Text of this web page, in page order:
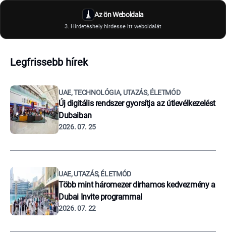
Az ön Weboldala
3. Hirdetéshely hirdesse itt weboldalát
Legfrissebb hírek
UAE, TECHNOLÓGIA, UTAZÁS, ÉLETMÓD
Új digitális rendszer gyorsítja az útlevélkezelést
Dubaiban
2026. 07. 25
UAE, UTAZÁS, ÉLETMÓD
Több mint háromezer dirhamos kedvezmény a
Dubai Invite programmal
2026. 07. 22